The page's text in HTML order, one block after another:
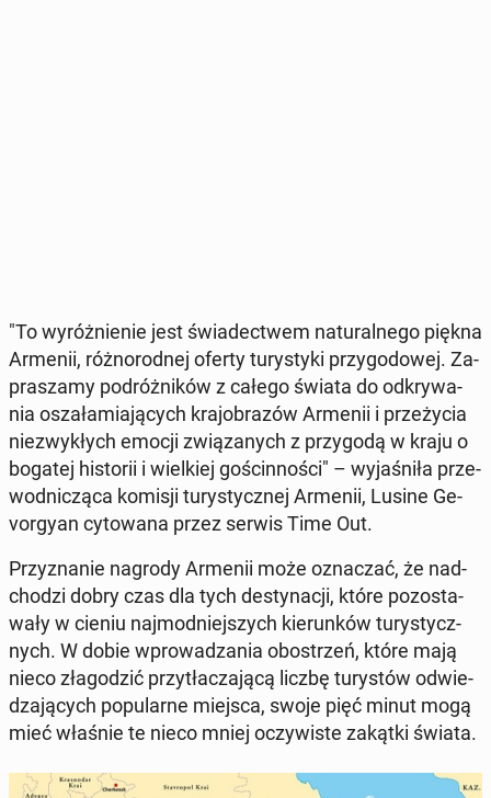
"To wy­róż­nie­nie jest świa­dec­twem na­tu­ral­ne­go piękna
Armenii, róż­no­rod­nej oferty tu­ry­sty­ki przy­go­do­wej. Za­
pra­sza­my po­dróż­ni­ków z całego świata do od­kry­wa­
nia osza­ła­mia­ją­cych kra­jo­bra­zów Armenii i prze­ży­cia
nie­zwy­kłych emocji zwią­za­nych z przy­go­dą w kraju o
bogatej hi­sto­rii i wiel­kiej go­ścin­no­ści" – wy­ja­śni­ła prze­
wod­ni­czą­ca komisji tu­ry­stycz­nej Armenii, Lusine Ge­
vor­gy­an cy­to­wa­na przez serwis Time Out.
Przy­zna­nie nagrody Armenii może ozna­czać, że nad­
cho­dzi dobry czas dla tych de­sty­na­cji, które po­zo­sta­
wa­ły w cieniu naj­mod­niej­szych kie­run­ków tu­ry­stycz­
nych. W dobie wpro­wa­dza­nia ob­ostrzeń, które mają
nieco zła­go­dzić przy­tła­cza­ją­cą liczbę tu­ry­stów od­wie­
dza­ją­cych po­pu­lar­ne miejsca, swoje pięć minut mogą
mieć właśnie te nieco mniej oczy­wi­ste zakątki świata.